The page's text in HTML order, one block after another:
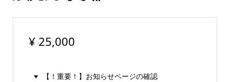
¥ 25,000
【！重要！】お知らせページの確認